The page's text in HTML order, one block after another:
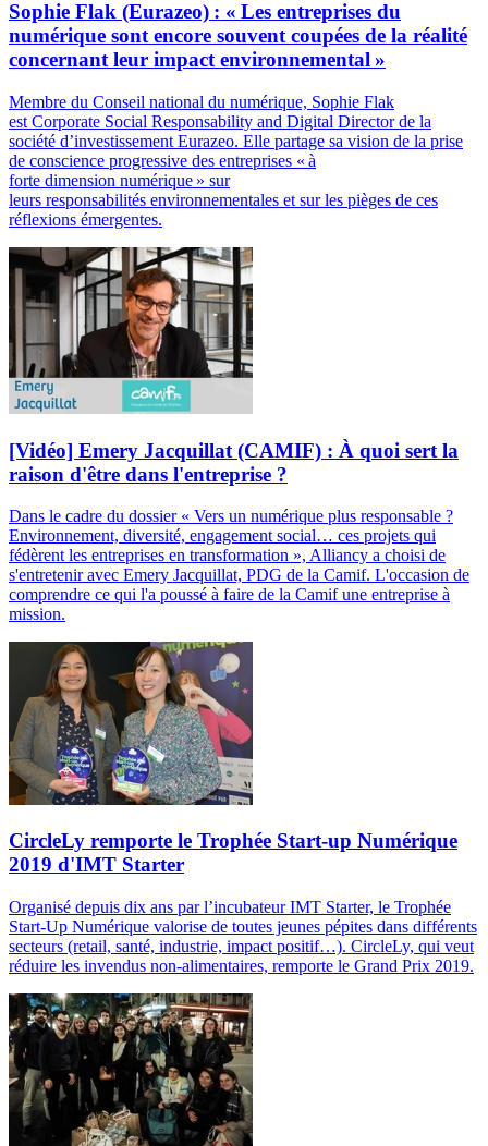
Sophie Flak (Eurazeo) : « Les entreprises du
numérique sont encore souvent coupées de la réalité
concernant leur impact environnemental »
Membre du Conseil national du numérique, Sophie Flak
est Corporate Social Responsability and Digital Director de la
société d’investissement Eurazeo. Elle partage sa vision de la prise
de conscience progressive des entreprises « à
forte dimension numérique » sur
leurs responsabilités environnementales et sur les pièges de ces
réflexions émergentes.
[Vidéo] Emery Jacquillat (CAMIF) : À quoi sert la
raison d'être dans l'entreprise ?
Dans le cadre du dossier « Vers un numérique plus responsable ?
Environnement, diversité, engagement social… ces projets qui
fédèrent les entreprises en transformation », Alliancy a choisi de
s'entretenir avec Emery Jacquillat, PDG de la Camif. L'occasion de
comprendre ce qui l'a poussé à faire de la Camif une entreprise à
mission.
CircleLy remporte le Trophée Start-up Numérique
2019 d'IMT Starter
Organisé depuis dix ans par l’incubateur IMT Starter, le Trophée
Start-Up Numérique valorise de toutes jeunes pépites dans différents
secteurs (retail, santé, industrie, impact positif…). CircleLy, qui veut
réduire les invendus non-alimentaires, remporte le Grand Prix 2019.